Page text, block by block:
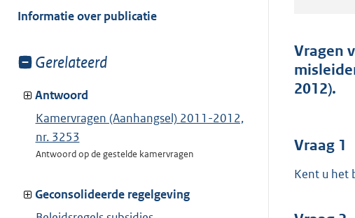
van:
Informatie over publicatie
Toon
van:
Gerelateerd
Antwoord
Kamervragen (Aanhangsel) 2011-2012,
nr. 3253
Antwoord op de gestelde kamervragen
Geconsolideerde regelgeving
Vragen
2012).
Vraag 1
Kent u het